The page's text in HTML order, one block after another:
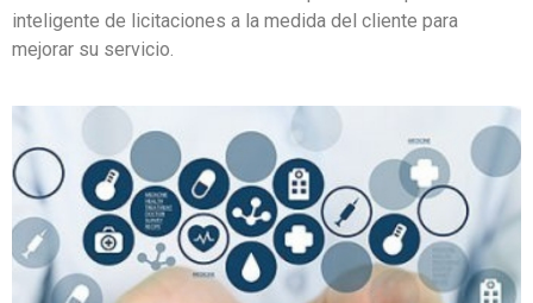
inteligente de licitaciones a la medida del cliente para
mejorar su servicio.